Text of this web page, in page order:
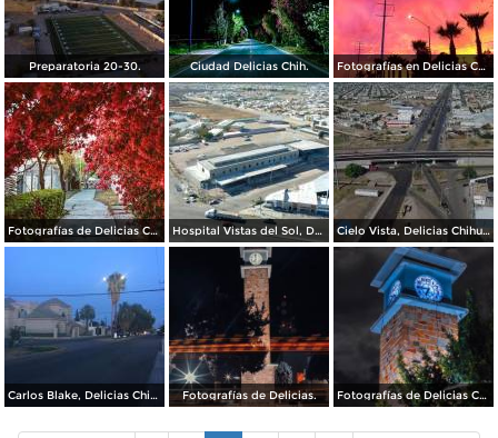
Preparatoria 20-30. Ciudad Delicias Chih. Fotografías en Delicias Chihuahua México.
Fotografías de Delicias Chihuahua. Hospital Vistas del Sol, Delicias Chihuahua. Cielo Vista, Delicias Chihuahua.
Carlos Blake, Delicias Chihuahua. Fotografías de Delicias. Fotografías de Delicias Chihuahua.